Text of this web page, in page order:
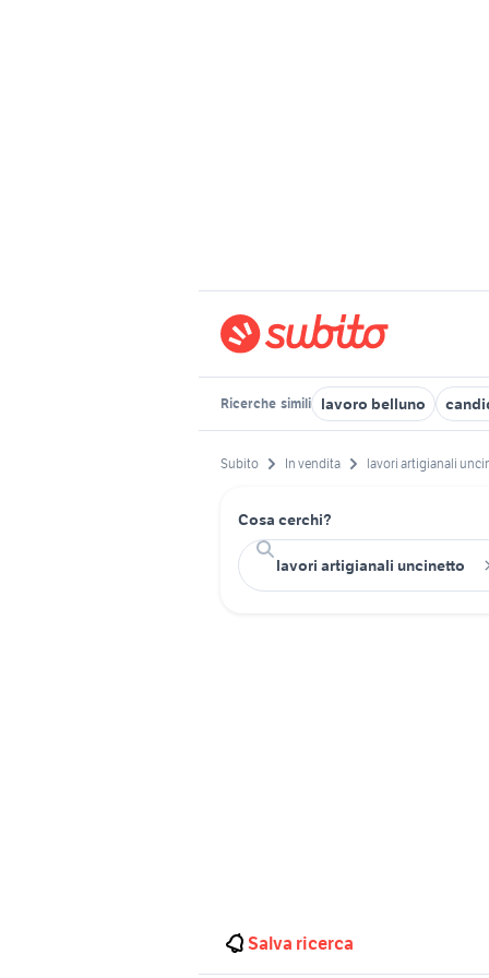
Ricerche simili lavoro belluno
Subito In vendita lavori artigianali
Cosa cerchi?
Salva ricerca